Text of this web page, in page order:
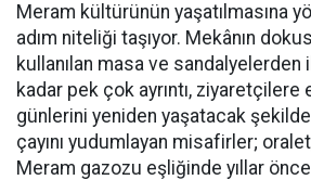
Meram kültürünün yaşatılmasına
adım niteliği taşıyor. Mekânın
kullanılan masa ve
kadar pek çok ayrıntı, ziyaretçilere
günlerini yeniden yaşatacak
çayını yudumlayan misafirler;
Meram gazozu eşliğinde yıllar